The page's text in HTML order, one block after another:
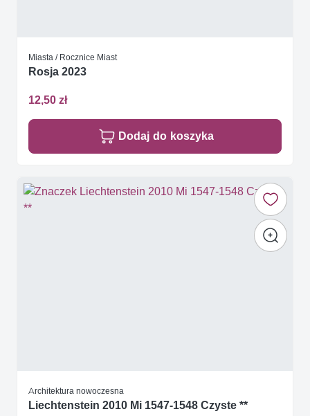
Miasta / Rocznice Miast
Rosja 2023
12,50 zł
Dodaj do koszyka
Architektura nowoczesna
Liechtenstein 2010 Mi 1547-1548 Czyste **